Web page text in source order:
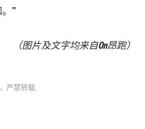
”
（图片及文字均来自On昂跑）
严禁转载.